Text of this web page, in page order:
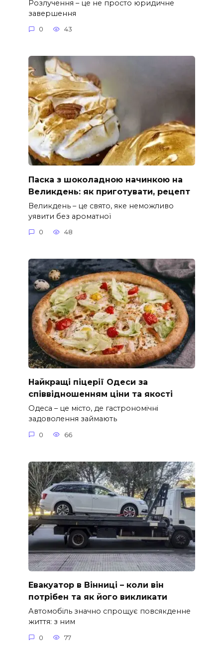
Розлучення – це не просто юридичне
завершення
0 43
Паска з шоколадною начинкою на
Великдень: як приготувати, рецепт
Великдень – це свято, яке неможливо
уявити без ароматної
0 48
Найкращі піцерії Одеси за
співвідношенням ціни та якості
Одеса – це місто, де гастрономічні
задоволення займають
0 66
Евакуатор в Вінниці – коли він
потрібен та як його викликати
Автомобіль значно спрощує повсякденне
життя: з ним
0 77